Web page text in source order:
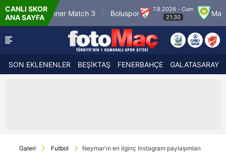
CANLI SKOR
ANA SAYFA
Winner Match 3 Boluspor
7.8.2026 - Cum
21:30
Manisa FK
SON EKLENENLER BEŞİKTAŞ FENERBAHÇE GALATASARAY
Galeri Futbol Neymar'ın en ilginç Instagram paylaşımları